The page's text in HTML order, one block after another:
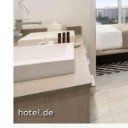
hotel.de